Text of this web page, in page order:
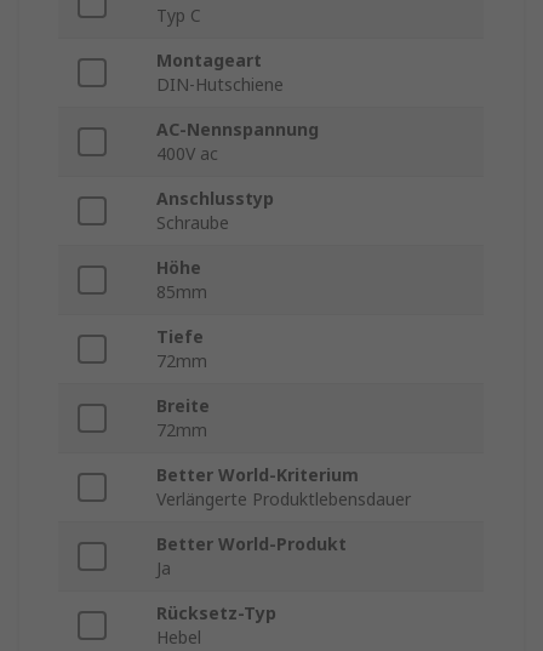
Typ C
Montageart
DIN-Hutschiene
AC-Nennspannung
400V ac
Anschlusstyp
Schraube
Höhe
85mm
Tiefe
72mm
Breite
72mm
Better World-Kriterium
Verlängerte Produktlebensdauer
Better World-Produkt
Ja
Rücksetz-Typ
Hebel